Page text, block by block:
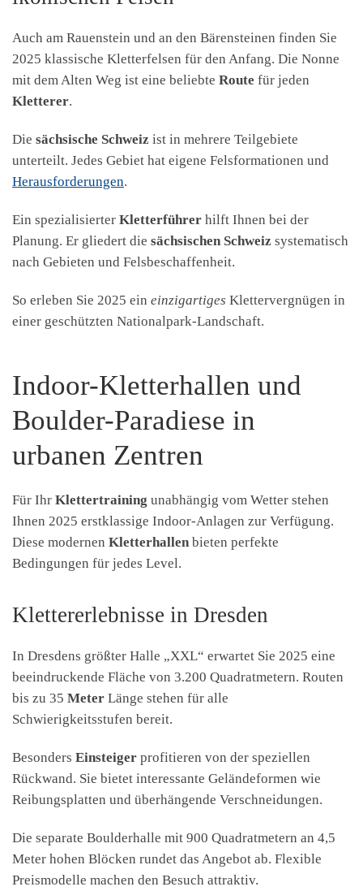
Auch am Rauenstein und an den Bärensteinen finden Sie
2025 klassische Kletterfelsen für den Anfang. Die Nonne
mit dem Alten Weg ist eine beliebte Route für jeden
Kletterer.
Die sächsische Schweiz ist in mehrere Teilgebiete
unterteilt. Jedes Gebiet hat eigene Felsformationen und
Herausforderungen.
Ein spezialisierter Kletterführer hilft Ihnen bei der
Planung. Er gliedert die sächsischen Schweiz systematisch
nach Gebieten und Felsbeschaffenheit.
So erleben Sie 2025 ein einzigartiges Klettervergnügen in
einer geschützten Nationalpark-Landschaft.
Indoor-Kletterhallen und
Boulder-Paradiese in
urbanen Zentren
Für Ihr Klettertraining unabhängig vom Wetter stehen
Ihnen 2025 erstklassige Indoor-Anlagen zur Verfügung.
Diese modernen Kletterhallen bieten perfekte
Bedingungen für jedes Level.
Klettererlebnisse in Dresden
In Dresdens größter Halle „XXL“ erwartet Sie 2025 eine
beeindruckende Fläche von 3.200 Quadratmetern. Routen
bis zu 35 Meter Länge stehen für alle
Schwierigkeitsstufen bereit.
Besonders Einsteiger profitieren von der speziellen
Rückwand. Sie bietet interessante Geländeformen wie
Reibungsplatten und überhängende Verschneidungen.
Die separate Boulderhalle mit 900 Quadratmetern an 4,5
Meter hohen Blöcken rundet das Angebot ab. Flexible
Preismodelle machen den Besuch attraktiv.